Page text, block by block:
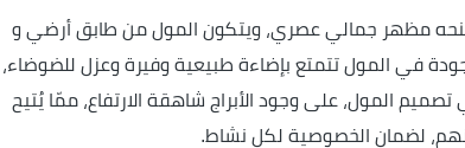
مظهر جمالي عصري، ويتكون المول من طابق أرضي و
في المول تتمتع بإضاءة طبيعية وفيرة وعزل للضوضاء،
المول، على وجود الأبراج شاهقة الارتفاع، ممّا يُتيح
لضمان الخصوصية لكل نشاط.